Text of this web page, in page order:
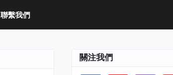
聯繫我們
關注我們